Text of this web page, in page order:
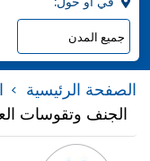
الصفحة الرئيسية
الجنف وتقوسات